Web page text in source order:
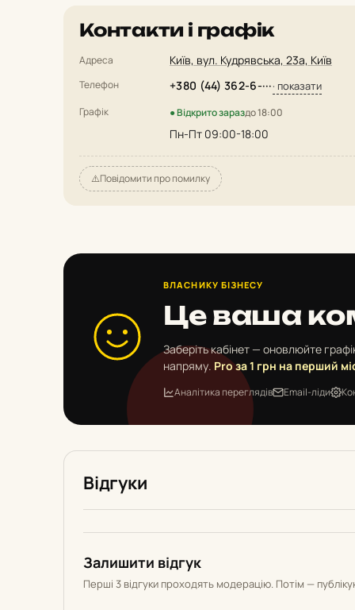
Контакти і графік
Адреса Київ, вул. Кудрявська, 23а, Київ
Телефон +380 (44) 362-6-···· показати
Графік ● Відкрито зараздо 18:00
Пн-Пт 09:00-18:00
⚠️Повідомити про помилку
ВЛАСНИКУ БІЗНЕСУ
Це ваша
Заберіть кабінет — оновлюйте
напряму. Pro за 1 грн на перший
Аналітика переглядів Email-ліди
Відгуки
Залишити відгук
Перші 3 відгуки проходять модерацію. Потім —